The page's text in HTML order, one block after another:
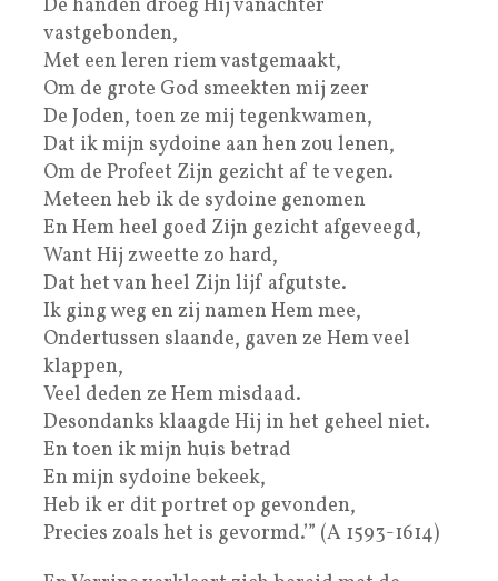
De handen droeg Hij vanachter
vastgebonden,
Met een leren riem vastgemaakt,
Om de grote God smeekten mij zeer
De Joden, toen ze mij tegenkwamen,
Dat ik mijn sydoine aan hen zou lenen,
Om de Profeet Zijn gezicht af te vegen.
Meteen heb ik de sydoine genomen
En Hem heel goed Zijn gezicht afgeveegd,
Want Hij zweette zo hard,
Dat het van heel Zijn lijf afgutste.
Ik ging weg en zij namen Hem mee,
Ondertussen slaande, gaven ze Hem veel
klappen,
Veel deden ze Hem misdaad.
Desondanks klaagde Hij in het geheel niet.
En toen ik mijn huis betrad
En mijn sydoine bekeek,
Heb ik er dit portret op gevonden,
Precies zoals het is gevormd.’” (A 1593-1614)